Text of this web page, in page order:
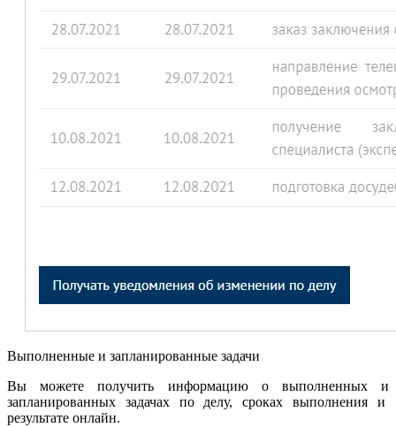
Выполненные и запланированные задачи
Вы можете получить информацию о выполненных и
запланированных задачах по делу, сроках выполнения и
результате онлайн.